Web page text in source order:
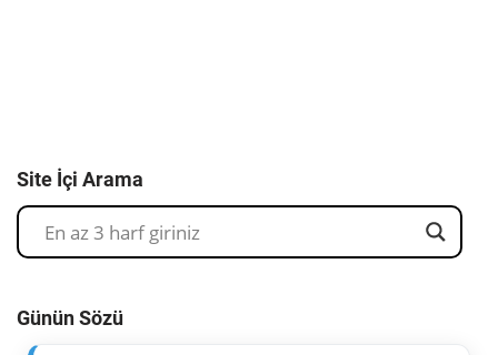
Site İçi Arama
Günün Sözü